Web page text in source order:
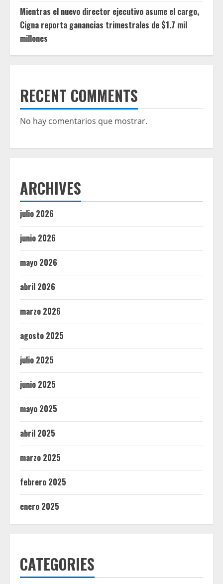
Mientras el nuevo director ejecutivo asume el cargo,
Cigna reporta ganancias trimestrales de $1.7 mil
millones
RECENT COMMENTS
No hay comentarios que mostrar.
ARCHIVES
julio 2026
junio 2026
mayo 2026
abril 2026
marzo 2026
agosto 2025
julio 2025
junio 2025
mayo 2025
abril 2025
marzo 2025
febrero 2025
enero 2025
CATEGORIES